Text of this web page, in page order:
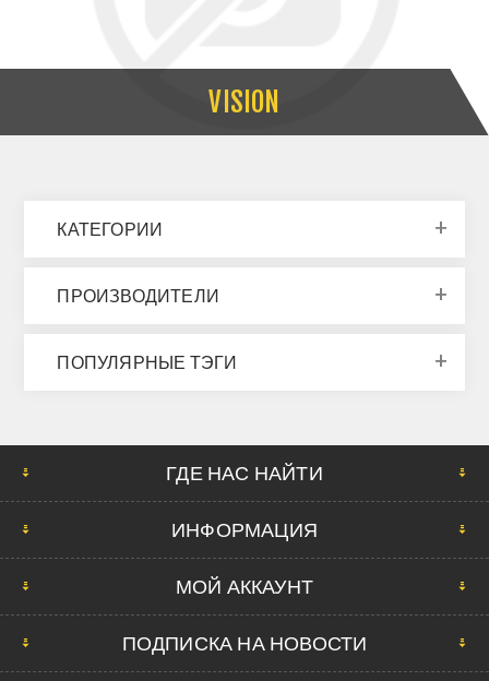
VISION
КАТЕГОРИИ
ПРОИЗВОДИТЕЛИ
ПОПУЛЯРНЫЕ ТЭГИ
ГДЕ НАС НАЙТИ
ИНФОРМАЦИЯ
МОЙ АККАУНТ
ПОДПИСКА НА НОВОСТИ